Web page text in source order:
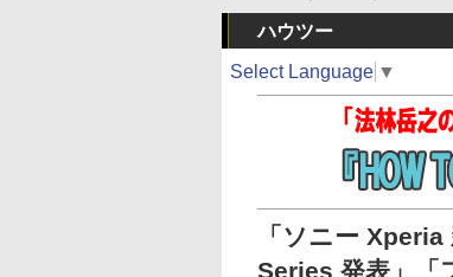
ハウツー
Select Language ▼
「ソニー
Series 発表」「